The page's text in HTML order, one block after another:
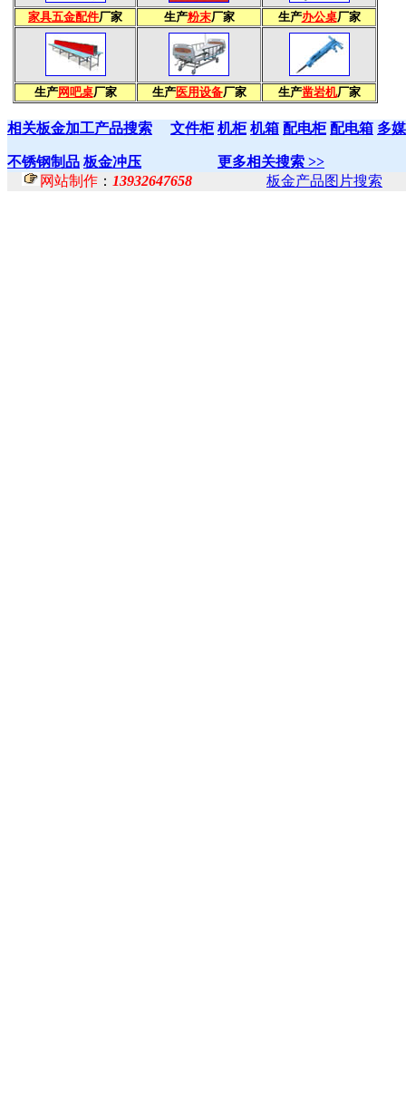
家具五金配件厂家 生产粉末厂家 生产办公桌厂家
生产网吧桌厂家 生产医用设备厂家 生产凿岩机厂家
相关板金加工产品搜索 文件柜 机柜 机箱 配电柜 配电箱 多
不锈钢制品 板金冲压
更多相关搜索 >>
网站制作 ： 13932647658 板金产品图片搜索